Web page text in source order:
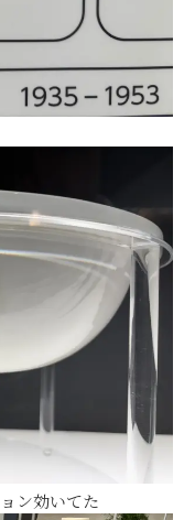
ン効いてた